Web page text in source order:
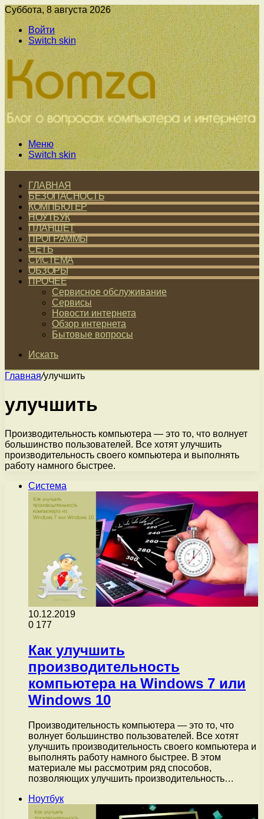
Суббота, 8 августа 2026
Войти
Switch skin
Меню
Switch skin
ГЛАВНАЯ
БЕЗОПАСНОСТЬ
КОМПЬЮТЕР
НОУТБУК
ПЛАНШЕТ
ПРОГРАММЫ
СЕТЬ
СИСТЕМА
ОБЗОРЫ
ПРОЧЕЕ
Сервисное обслуживание
Сервисы
Новости интернета
Обзор интернета
Бытовые вопросы
Искать
Главная/улучшить
улучшить
Производительность компьютера — это то, что волнует
большинство пользователей. Все хотят улучшить
производительность своего компьютера и выполнять
работу намного быстрее.
Система
10.12.2019
0 177
Как улучшить
производительность
компьютера на Windows 7 или
Windows 10
Производительность компьютера — это то, что
волнует большинство пользователей. Все хотят
улучшить производительность своего компьютера и
выполнять работу намного быстрее. В этом
материале мы рассмотрим ряд способов,
позволяющих улучшить производительность…
Ноутбук